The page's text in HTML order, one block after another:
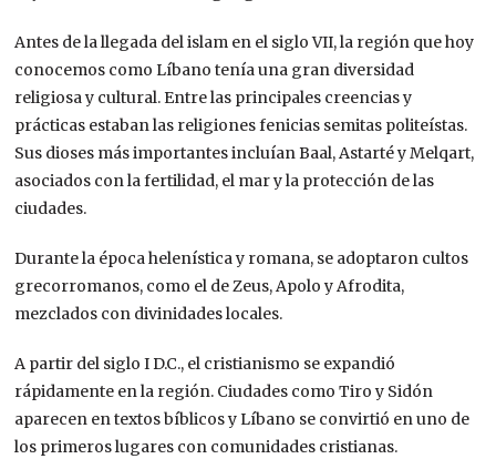
Antes de la llegada del islam en el siglo VII, la región que hoy
conocemos como Líbano tenía una gran diversidad
religiosa y cultural. Entre las principales creencias y
prácticas estaban las religiones fenicias semitas politeístas.
Sus dioses más importantes incluían Baal, Astarté y Melqart,
asociados con la fertilidad, el mar y la protección de las
ciudades.
Durante la época helenística y romana, se adoptaron cultos
grecorromanos, como el de Zeus, Apolo y Afrodita,
mezclados con divinidades locales.
A partir del siglo I D.C., el cristianismo se expandió
rápidamente en la región. Ciudades como Tiro y Sidón
aparecen en textos bíblicos y Líbano se convirtió en uno de
los primeros lugares con comunidades cristianas.